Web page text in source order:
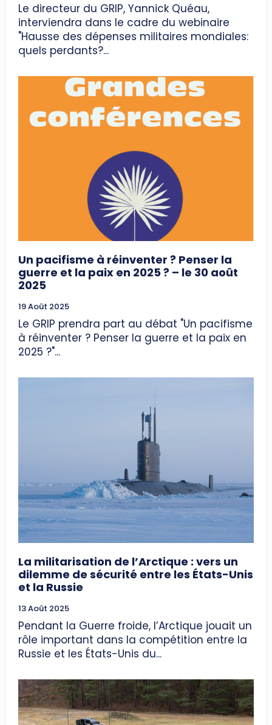
Le directeur du GRIP, Yannick Quéau,
interviendra dans le cadre du webinaire
"Hausse des dépenses militaires mondiales:
quels perdants?...
Un pacifisme à réinventer ? Penser la
guerre et la paix en 2025 ? – le 30 août
2025
19 Août 2025
Le GRIP prendra part au débat "Un pacifisme
à réinventer ? Penser la guerre et la paix en
2025 ?"...
La militarisation de l’Arctique : vers un
dilemme de sécurité entre les États-Unis
et la Russie
13 Août 2025
Pendant la Guerre froide, l’Arctique jouait un
rôle important dans la compétition entre la
Russie et les États-Unis du...